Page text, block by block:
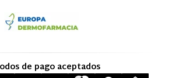
de pago aceptados